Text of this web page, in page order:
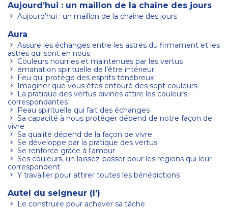
Aujourd’hui : un maillon de la chaîne des jours
Aujourd’hui : un maillon de la chaîne des jours
Aura
astres qui sont en nous
Couleurs nourries et maintenues par les vertus
émanation spirituelle de l’être intérieur
Feu qui protège des esprits ténébreux
Imaginer que vous êtes entouré des sept couleurs
correspondantes
Peau spirituelle qui fait des échanges
vivre
Sa qualité dépend de la façon de vivre
Se développe par la pratique des vertus
Se renforce grâce à l’amour
correspondent
Y travailler pour attirer toutes les bénédictions
Autel du seigneur (l’)
Le construire pour achever sa tâche